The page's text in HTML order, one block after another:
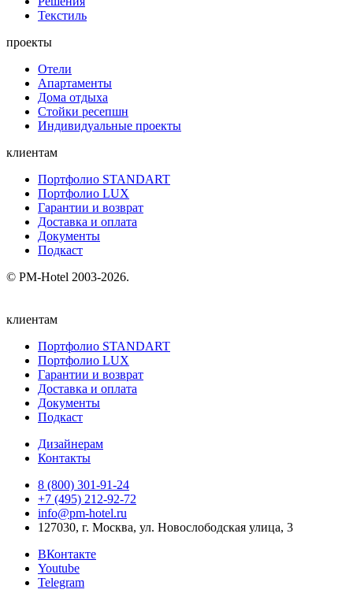
Текстиль
проекты
Отели
Апартаменты
Дома отдыха
Стойки ресепшн
Индивидуальные проекты
клиентам
Портфолио STANDART
Портфолио LUX
Гарантии и возврат
Доставка и оплата
Документы
Подкаст
© PM-Hotel 2003-2026.
клиентам
Портфолио STANDART
Портфолио LUX
Гарантии и возврат
Доставка и оплата
Документы
Подкаст
Дизайнерам
Контакты
8 (800) 301‑91‑24
+7 (495) 212‑92‑72
info@pm-hotel.ru
127030, г. Москва, ул. Новослободская улица, 3
ВКонтакте
Youtube
Telegram